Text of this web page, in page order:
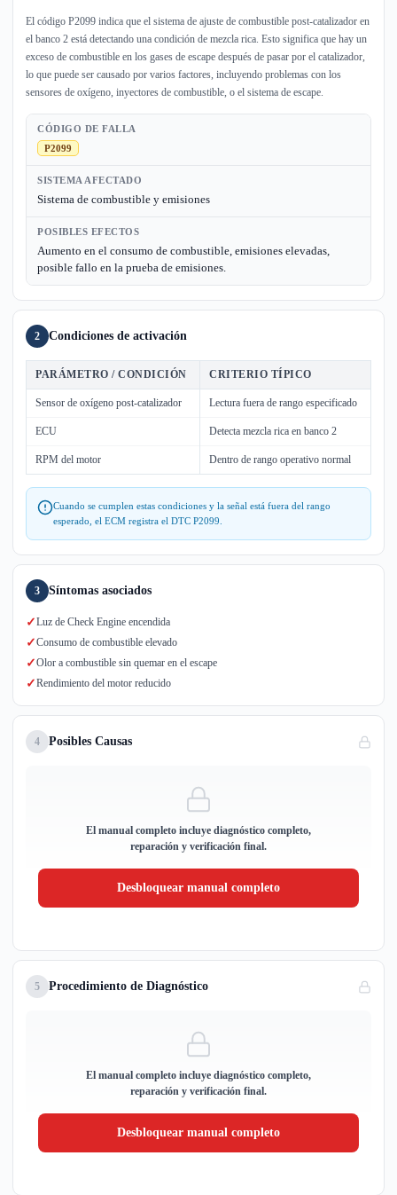
El código P2099 indica que el sistema de ajuste de combustible post-catalizador en
el banco 2 está detectando una condición de mezcla rica. Esto significa que hay un
exceso de combustible en los gases de escape después de pasar por el catalizador,
lo que puede ser causado por varios factores, incluyendo problemas con los
sensores de oxígeno, inyectores de combustible, o el sistema de escape.
CÓDIGO DE FALLA
P2099
SISTEMA AFECTADO
Sistema de combustible y emisiones
POSIBLES EFECTOS
Aumento en el consumo de combustible, emisiones elevadas,
posible fallo en la prueba de emisiones.
2 Condiciones de activación
PARÁMETRO / CONDICIÓN CRITERIO TÍPICO
Sensor de oxígeno post-catalizador Lectura fuera de rango especificado
ECU Detecta mezcla rica en banco 2
RPM del motor Dentro de rango operativo normal
Cuando se cumplen estas condiciones y la señal está fuera del rango
esperado, el ECM registra el DTC P2099.
3 Síntomas asociados
✓Luz de Check Engine encendida
✓Consumo de combustible elevado
✓Olor a combustible sin quemar en el escape
✓Rendimiento del motor reducido
4 Posibles Causas
El manual completo incluye diagnóstico completo,
reparación y verificación final.
Desbloquear manual completo
5 Procedimiento de Diagnóstico
El manual completo incluye diagnóstico completo,
reparación y verificación final.
Desbloquear manual completo